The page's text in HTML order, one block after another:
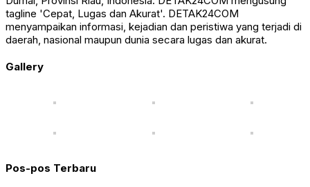
tagline 'Cepat, Lugas dan Akurat'. DETAK24COM
menyampaikan informasi, kejadian dan peristiwa yang terjadi di
daerah, nasional maupun dunia secara lugas dan akurat.
Gallery
Pos-pos Terbaru